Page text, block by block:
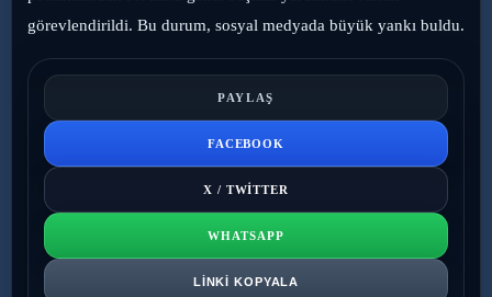
görevlendirildi. Bu durum, sosyal medyada büyük yankı buldu.
PAYLAŞ
FACEBOOK
X / TWITTER
WHATSAPP
LINKI KOPYALA